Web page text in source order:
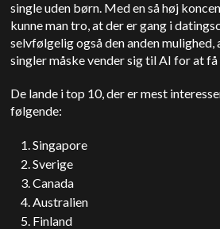
single uden børn. Med en så høj
kunne man tro, at der er gang i
selvfølgelig også den anden mulighed,
singler måske vender sig til AI for at
De lande i top 10, der er mest
følgende:
Singapore
Sverige
Canada
Australien
Finland